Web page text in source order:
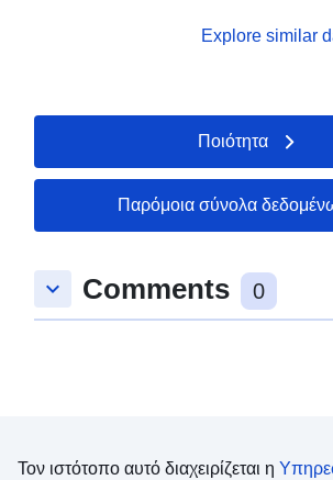
Explore similar
Ποιότητα
Παρόμοια σύνολα
keyboard_arrow_down Comments 0
Τον ιστότοπο αυτό διαχειρίζεται η